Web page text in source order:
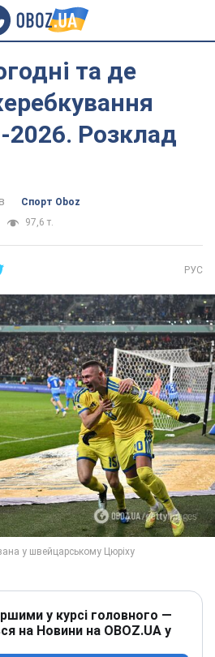
та де
Розклад
Спорт Oboz
97,6 т.
РУС
у курсі головного —
на Новини на OBOZ.UA у